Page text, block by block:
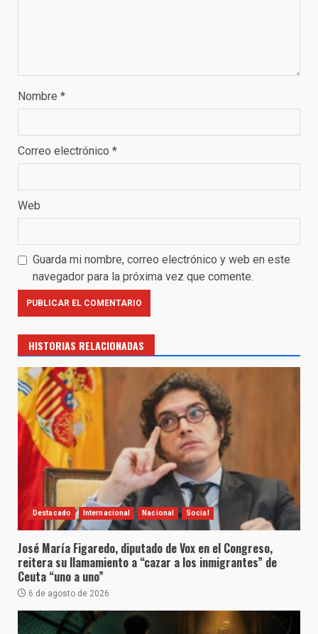
Nombre *
Correo electrónico *
Web
Guarda mi nombre, correo electrónico y web en este
navegador para la próxima vez que comente.
HISTORIAS RELACIONADAS
Destacado Internacional Nacional Social
José María Figaredo, diputado de Vox en el Congreso,
reitera su llamamiento a “cazar a los inmigrantes” de
Ceuta “uno a uno”
6 de agosto de 2026